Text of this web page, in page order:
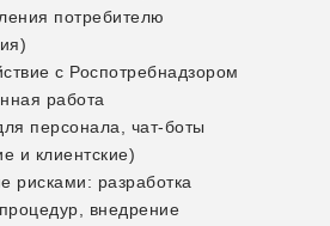
потребителю
с Роспотребнадзором
работа
персонала, чат-боты
и клиентские)
рисками: разработка
внедрение